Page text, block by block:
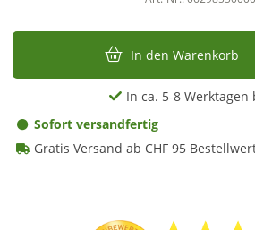
In den Warenkorb
In ca. 5-8 Werktagen
Sofort versandfertig
Gratis Versand ab CHF 95